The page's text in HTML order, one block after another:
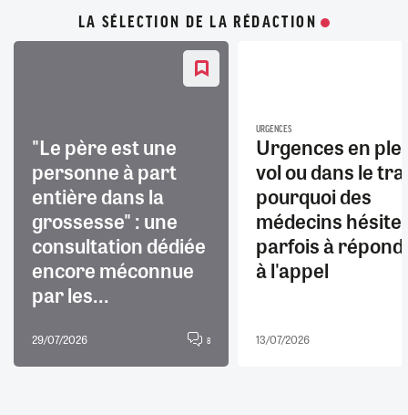
LA SÉLECTION DE LA RÉDACTION
"Le père est une
personne à part
entière dans la
grossesse" : une
consultation dédiée
encore méconnue
par les...
29/07/2026 8
URGENCES
Urgences en
vol ou dans le
pourquoi des
médecins
parfois à
à l'appel
13/07/2026